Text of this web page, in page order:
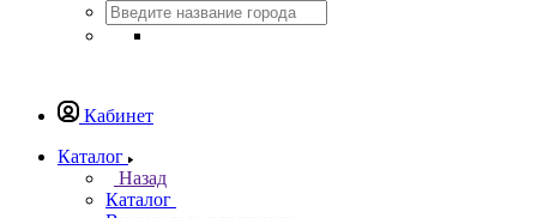
Кабинет
Каталог
Назад
Каталог